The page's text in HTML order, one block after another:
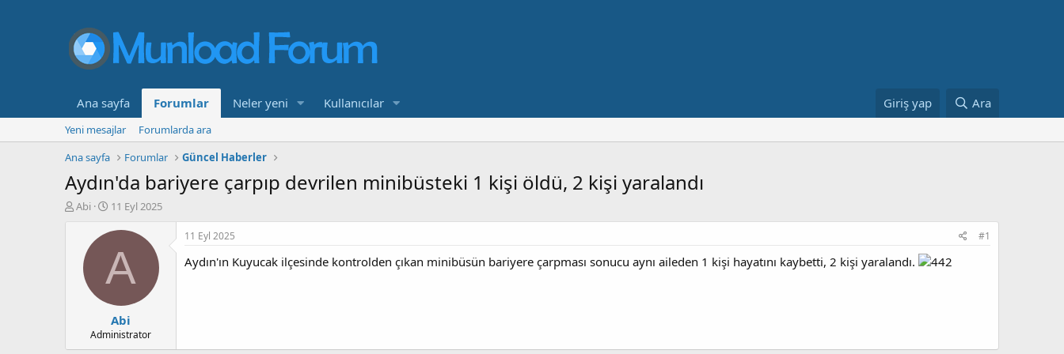
Ana sayfa Forumlar Neler yeni Kullanıcılar Giriş yap Ara
Yeni mesajlar
Forumlarda ara
Ana sayfa
Forumlar Güncel Haberler
Aydın'da bariyere çarpıp devrilen minibüsteki 1 kişi öldü, 2 kişi yaralandı
K
l
Abi
B
ş
a
n
ı
ç
t
a
11 Eyl 2025
A
Abi
Administrator
11 Eyl 2025 #1
Aydın'ın Kuyucak ilçesinde kontrolden çıkan minibüsün bariyere çarpması sonucu aynı aileden 1 kişi hayatını kaybetti, 2 kişi yaralandı.